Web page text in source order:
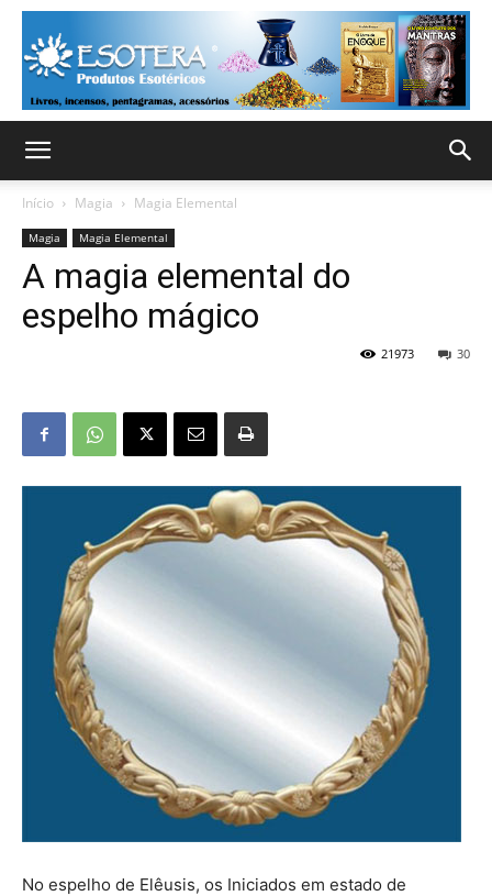
Início Magia Magia Elemental
Magia Magia Elemental
A magia elemental do
espelho mágico
30
21973
No espelho de Elêusis, os Iniciados em estado de